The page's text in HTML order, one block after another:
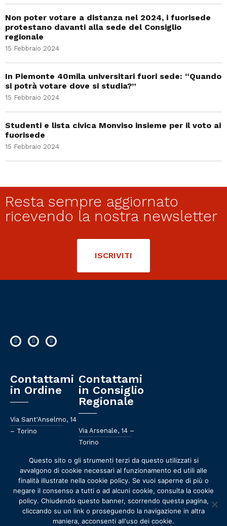
Non poter votare a distanza nel 2024, i fuorisede
protestano davanti alla sede del Consiglio
regionale
15 Febbraio 2024
In Piemonte 40mila universitari fuori sede: “Quando
si potrà votare dove si studia?”
15 Febbraio 2024
Studenti e lista civica Monviso insieme per il voto ai
fuorisede
15 Febbraio 2024
Resta sempre aggiornato
ricevendo la nostra newsletter
ISCRIVITI
Contattami
in Ordine
Via Sant'Anselmo, 14
– Torino
segreteria@ordinefarmacisti.torino.it
Contattami
in Consiglio
Regionale
Via Arsenale, 14 –
Torino
011 57 57 081
mario@mariogiaccone.it
Questo sito o gli strumenti terzi da questo utilizzati si
avvalgono di cookie necessari al funzionamento ed utili alle
finalità illustrate nella cookie policy. Se vuoi saperne di più o
negare il consenso a tutti o ad alcuni cookie, consulta la cookie
policy. Chiudendo questo banner, scorrendo questa pagina,
cliccando su un link o proseguendo la navigazione in altra
maniera, acconsenti all'uso dei cookie.